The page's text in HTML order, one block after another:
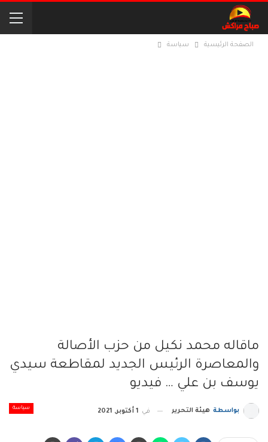
الصفحة الرئيسية سياسة
ماقاله محمد نكيل من حزب الأصالة
والمعاصرة الرئيس الجديد لمقاطعة سيدي
يوسف بن علي … فيديو
سياسة بواسطة هيئة التحرير في 1 أكتوبر, 2021